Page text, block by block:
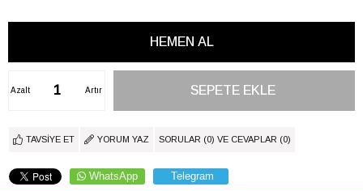
Artır
Azalt
TAVSIYE ET YORUM YAZ SORULAR (0) VE CEVAPLAR (0)
WhatsApp Telegram